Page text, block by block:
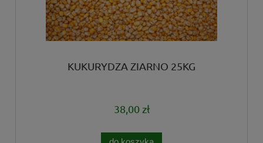
KUKURYDZA ZIARNO 25KG
38,00 zł